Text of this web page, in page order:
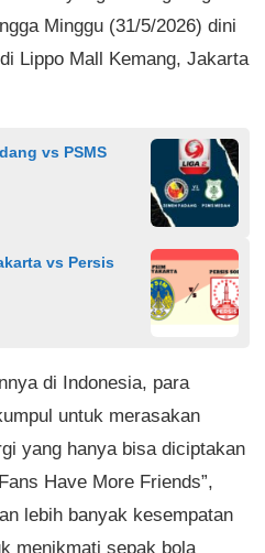
Minggu (31/5/2026) dini
Lippo Mall Kemang, Jakarta
vs PSMS
vs Persis
di Indonesia, para
untuk merasakan
yang hanya bisa diciptakan
Have More Friends”,
lebih banyak kesempatan
menikmati sepak bola